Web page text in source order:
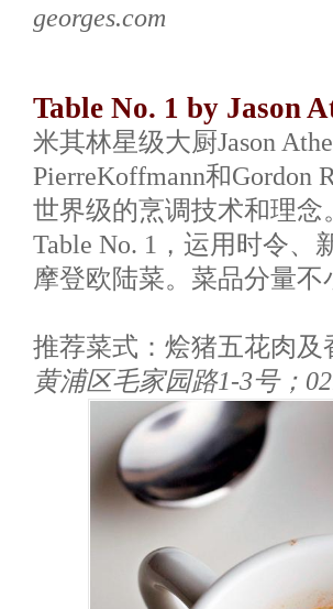
georges.com
Table No. 1 by Jason
米其林星级大厨Jason
PierreKoffmann和Gordon
世界级的烹调技术和理念
Table No. 1，运用时令
摩登欧陆菜。菜品分量
推荐菜式：烩猪五花肉
黄浦区毛家园路1-3号；